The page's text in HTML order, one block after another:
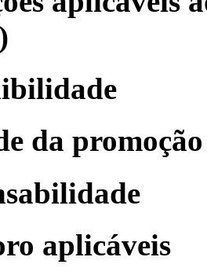
da promoção
aplicáveis